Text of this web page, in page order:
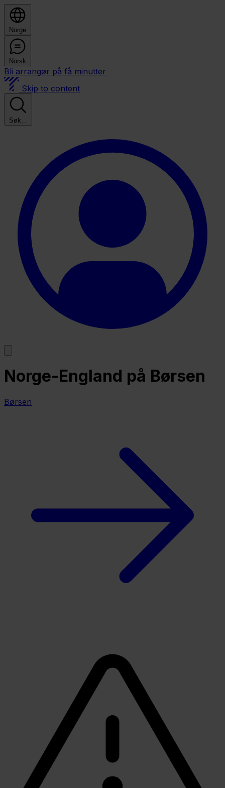
Norge
Norsk
Bli arrangør på få minutter
Skip to content
Søk...
Norge-England på Børsen
Børsen